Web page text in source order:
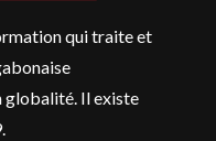
qui traite et
globalité. Il existe